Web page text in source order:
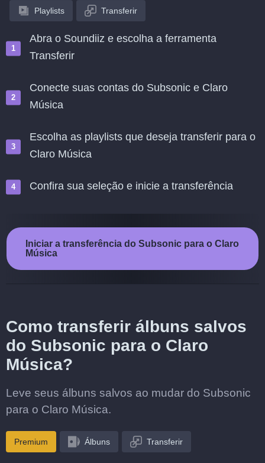
Playlists Transferir
Abra o Soundiiz e escolha a ferramenta
Transferir
Conecte suas contas do Subsonic e Claro
Música
Escolha as playlists que deseja transferir para o
Claro Música
Confira sua seleção e inicie a transferência
Iniciar a transferência do Subsonic para o Claro
Música
Como transferir álbuns salvos
do Subsonic para o Claro
Música?
Leve seus álbuns salvos ao mudar do Subsonic
para o Claro Música.
Premium Álbuns Transferir